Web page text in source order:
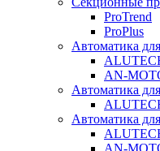
ProTrend
ProPlus
Автоматика
AN-
Автоматика
Автоматика
AN-